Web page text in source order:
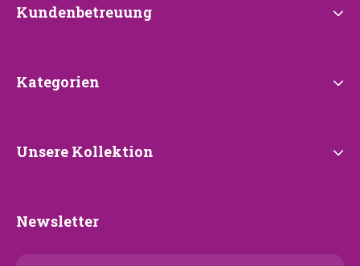
Kundenbetreuung
Kundenbetreuung
Kategorien
Kategorien
Unsere
Unsere Kollektion
Newsletter
Newsletter